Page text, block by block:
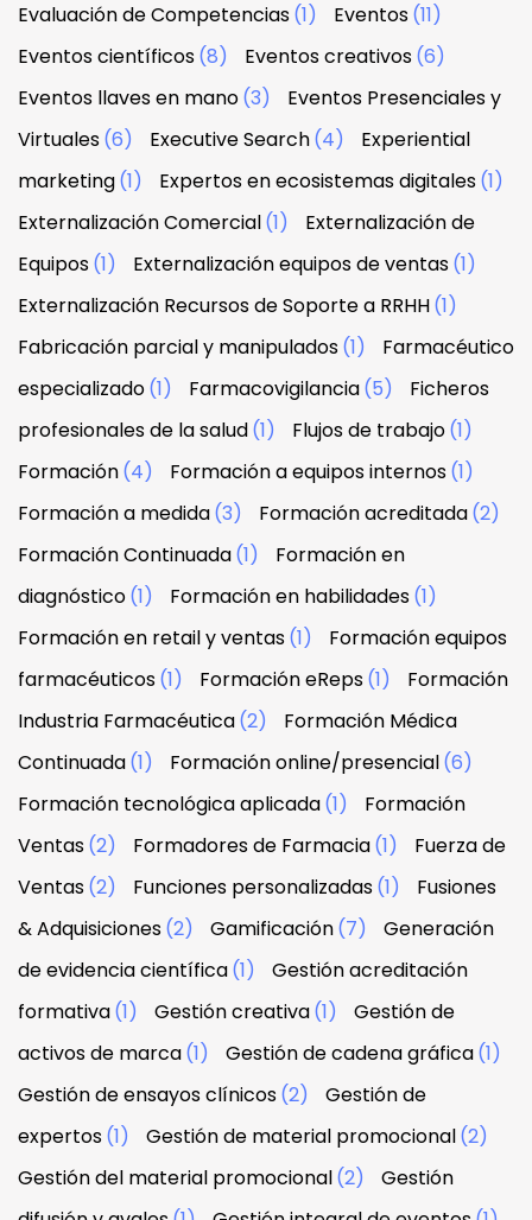
Evaluación de Competencias(1) Eventos(11)
Eventos científicos(8) Eventos creativos(6)
Eventos llaves en mano(3)
Eventos Presenciales y
Virtuales(6) Executive Search(4)
Experiential
marketing(1) Expertos en ecosistemas digitales(1)
Externalización Comercial(1)
Externalización de
Equipos(1) Externalización equipos de ventas(1)
Externalización Recursos de Soporte a RRHH(1)
Fabricación parcial y manipulados(1)
Farmacéutico
especializado(1) Farmacovigilancia(5)
Ficheros
profesionales de la salud(1) Flujos de trabajo(1)
Formación(4) Formación a equipos internos(1)
Formación a medida(3) Formación acreditada(2)
Formación Continuada(1)
Formación en
diagnóstico(1) Formación en habilidades(1)
Formación en retail y ventas(1)
Formación equipos
farmacéuticos(1) Formación eReps(1)
Formación
Industria Farmacéutica(2)
Formación Médica
Continuada(1) Formación online/presencial(6)
Formación tecnológica aplicada(1)
Formación
Ventas(2) Formadores de Farmacia(1)
Fuerza de
Ventas(2) Funciones personalizadas(1)
Fusiones
& Adquisiciones(2) Gamificación(7)
Generación
de evidencia científica(1)
Gestión acreditación
formativa(1) Gestión creativa(1)
Gestión de
activos de marca(1) Gestión de cadena gráfica(1)
Gestión de ensayos clínicos(2)
Gestión de
expertos(1) Gestión de material promocional(2)
Gestión del material promocional(2)
Gestión